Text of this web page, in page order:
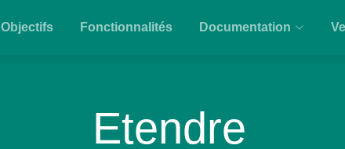
Objectifs Fonctionnalités Documentation
Etendre